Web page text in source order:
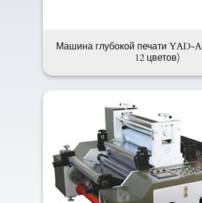
Машина глубокой печати YAD-
12 цветов)